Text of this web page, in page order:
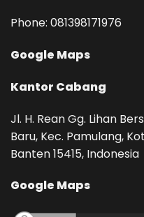
Phone: ‪081398171976‬
Google Maps
Kantor Cabang
Jl. H. Rean Gg. Lihan
Baru, Kec. Pamulang,
Banten 15415, Indonesia
Google Maps